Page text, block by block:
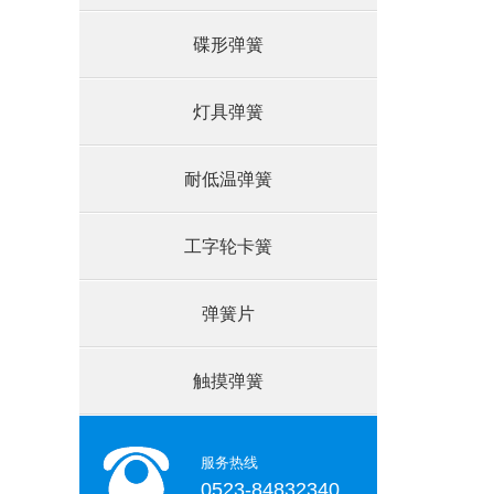
碟形弹簧
灯具弹簧
耐低温弹簧
工字轮卡簧
弹簧片
触摸弹簧
服务热线
0523-84832340